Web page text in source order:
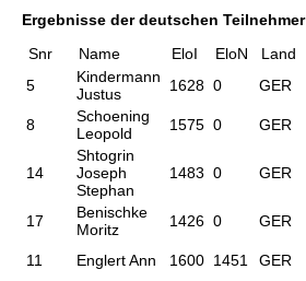
Ergebnisse der deutschen Teilnehmer
Snr
Name EloI EloN Land
5
Kindermann
Justus
1628 0 GER
8
Schoening
Leopold
1575 0 GER
14
Shtogrin
Joseph
Stephan
1483 0 GER
17
Benischke
Moritz
1426 0 GER
11 Englert Ann 1600 1451 GER